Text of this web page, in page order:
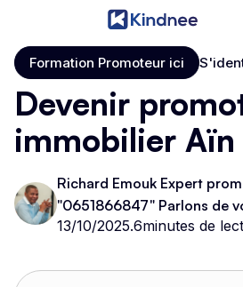
Formation Promoteur ici
Formation Promoteur ici
Devenir
immobilier Aïn
Richard Emouk Expert
"0651866847" Parlons de
13/10/2025.6minutes de